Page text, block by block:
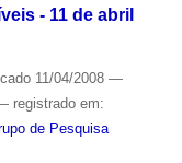
- 11 de abril
11/04/2008 —
registrado em:
de Pesquisa